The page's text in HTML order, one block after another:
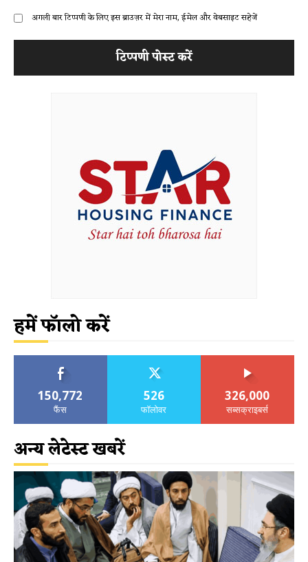
अगली बार टिप्पणी के लिए इस ब्राउज़र में मेरा नाम, ईमेल और वेबसाइट सहेजें
हमें फॉलो करें
150,772
फैंस
526
फॉलोवर
326,000
सब्सक्राइबर्स
अन्य लेटेस्ट खबरें